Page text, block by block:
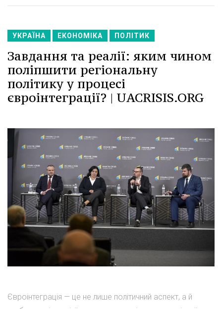
УКРАЇНА ЕКОНОМІКА ПОЛІТИК
Завдання та реалії: яким чином
поліпшити регіональну
політику у процесі
євроінтеграції? | UACRISIS.ORG
Євроінтеграція — це не лише політичний аспект, а й